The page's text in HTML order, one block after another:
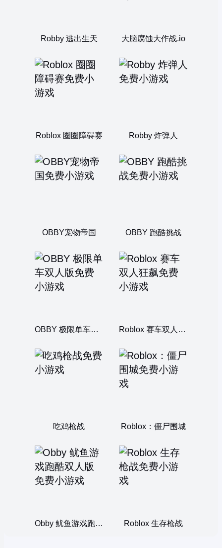
Robby 逃出生天 大脑腐蚀大作战.io
Roblox 圈圈障碍赛 Robby 炸弹人
OBBY宠物帝国 OBBY 跑酷挑战
OBBY 极限单车双人版 Roblox 赛车双人狂飙
吃鸡枪战 Roblox：僵尸围城
Obby 鱿鱼游戏跑酷双人版 Roblox 生存枪战